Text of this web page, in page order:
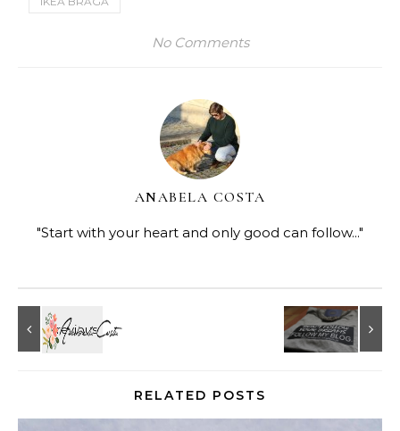
No Comments
ANABELA COSTA
"Start with your heart and only good can follow..."
RELATED POSTS